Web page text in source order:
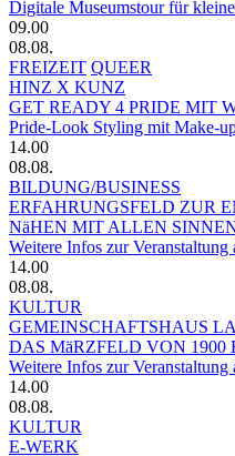
Digitale Museumstour für
09.00
08.08.
FREIZEIT QUEER
HINZ X KUNZ
GET READY 4 PRIDE MIT
Pride-Look Styling mit Make-
14.00
08.08.
BILDUNG/BUSINESS
ERFAHRUNGSFELD ZUR
NäHEN MIT ALLEN
Weitere Infos zur
14.00
08.08.
KULTUR
GEMEINSCHAFTSHAUS
DAS MäRZFELD VON 1900
Weitere Infos zur
14.00
08.08.
KULTUR
E-WERK